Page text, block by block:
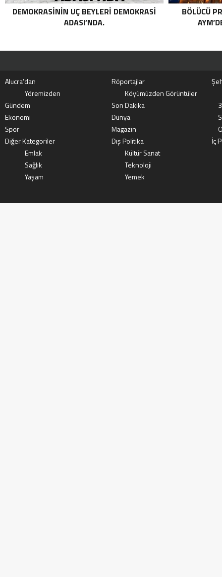
DEMOKRASININ UÇ BEYLERI DEMOKRASI
ADASI’NDA.
BÖLÜCÜ
Alucra’dan Röportajlar
Yöremizden
Köyümüzden Görüntüler
Gündem
Son Dakika
Ekonomi
Dünya
Spor
Magazin
Diğer Kategoriler
Dış Politika
İç
Emlak
Kültür Sanat
Sağlık
Teknoloji
Yaşam
Yemek